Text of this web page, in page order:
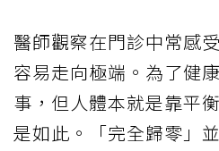
醫師觀察在門診中常感
容易走向極端。為了健
事，但人體本就是靠平
是如此。「完全歸零」